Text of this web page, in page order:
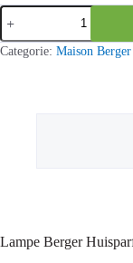
Lampe
Berger
Huisparfum
Poussière
Categorie: Maison Berger
Lampe Berger